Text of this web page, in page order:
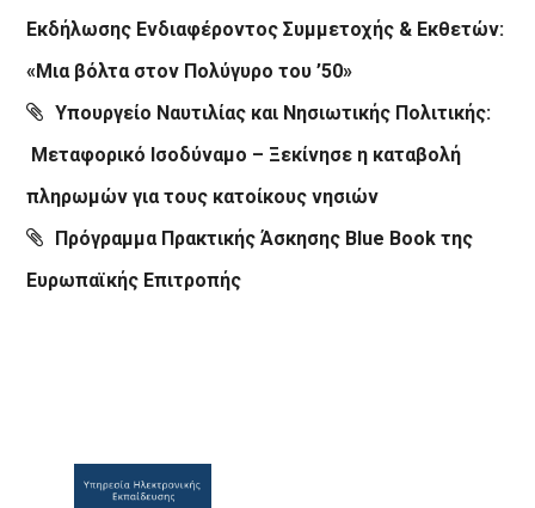
Εκδήλωσης Ενδιαφέροντος Συμμετοχής & Εκθετών:
«Μια βόλτα στον Πολύγυρο του ’50»
Υπουργείο Ναυτιλίας και Νησιωτικής Πολιτικής:
Μεταφορικό Ισοδύναμο – Ξεκίνησε η καταβολή
πληρωμών για τους κατοίκους νησιών
Πρόγραμμα Πρακτικής Άσκησης Blue Book της
Ευρωπαϊκής Επιτροπής